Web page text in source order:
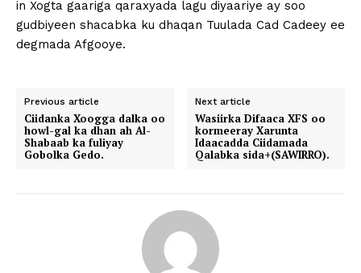
in Xogta gaariga qaraxyada lagu diyaariye ay soo
gudbiyeen shacabka ku dhaqan Tuulada Cad Cadeey ee
degmada Afgooye.
Previous article
Ciidanka Xoogga dalka oo
howl-gal ka dhan ah Al-
Shabaab ka fuliyay
Gobolka Gedo.
Next article
Wasiirka Difaaca XFS oo
kormeeray Xarunta
Idaacadda Ciidamada
Qalabka sida+(SAWIRRO).